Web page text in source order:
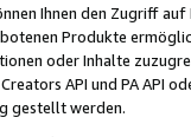
Ihnen den Zugriff
Produkte
oder Inhalte
API und PA API
gestellt werden.